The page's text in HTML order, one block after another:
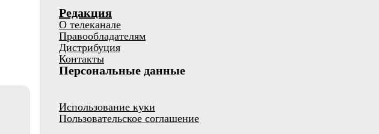
Редакция
О телеканале
Правообладателям
Дистрибуция
Контакты
Персональные данные
Использование куки
Пользовательское соглашение